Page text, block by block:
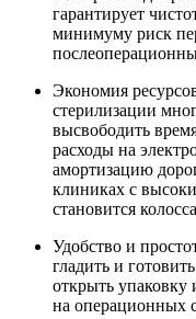
гарантирует
минимуму риск
Экономия
стерилизации
высвободить
расходы на
амортизацию
клиниках с
становится
Удобство и
гладить и
открыть упаковку
на операционных